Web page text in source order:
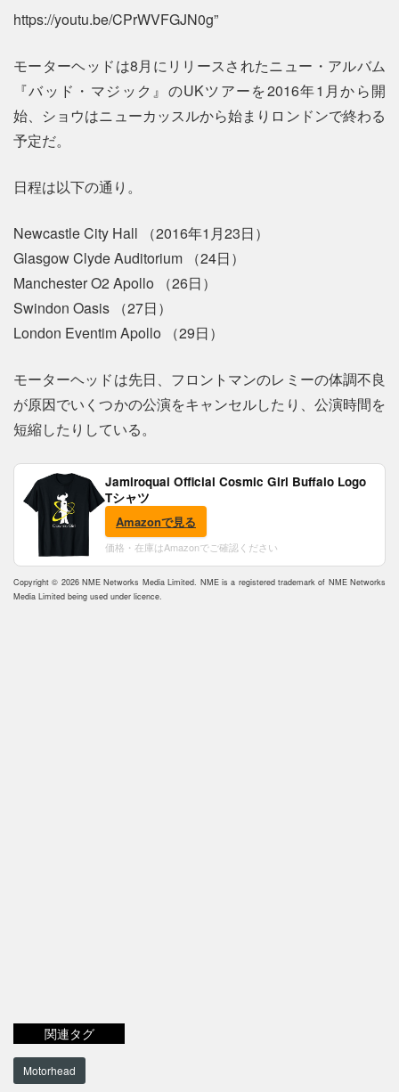
https://youtu.be/CPrWVFGJN0g”
モーターヘッドは8月にリリースされたニュー・アルバム
『バッド・マジック』のUKツアーを2016年1月から開
始、ショウはニューカッスルから始まりロンドンで終わる
予定だ。
日程は以下の通り。
Newcastle City Hall （2016年1月23日）
Glasgow Clyde Auditorium （24日）
Manchester O2 Apollo （26日）
Swindon Oasis （27日）
London Eventim Apollo （29日）
モーターヘッドは先日、フロントマンのレミーの体調不良
が原因でいくつかの公演をキャンセルしたり、公演時間を
短縮したりしている。
Jamiroquai Official Cosmic Girl Buffalo Logo
Tシャツ
Amazonで見る
価格・在庫はAmazonでご確認ください
Copyright © 2026 NME Networks Media Limited. NME is a registered trademark of NME Networks
Media Limited being used under licence.
関連タグ
Motorhead